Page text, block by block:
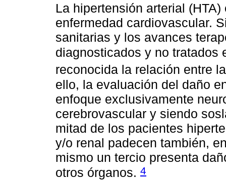
La hipertensión arterial
enfermedad cardiovascular.
sanitarias y los avances
diagnosticados y no tratados
reconocida la relación entre
ello, la evaluación del daño
enfoque exclusivamente
cerebrovascular y siendo
mitad de los pacientes
y/o renal padecen también,
mismo un tercio presenta
otros órganos. 4